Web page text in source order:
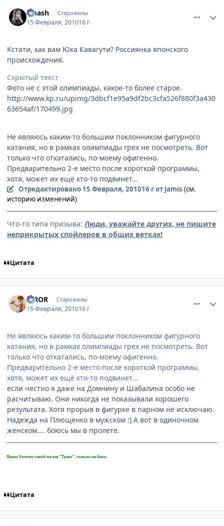
smash Старожилы
15 Февраля, 201016 г
Кстати, как вам Юка Кавагути? Россиянка японского
происхождения.
Cкрытый текст
Фото не с этой олимпиады, какое-то более старое.
http://www.kp.ru/upimg/3dbcf1e95a9df2bc3cfa526f880f3a430
63654af/170499.jpg
Не являюсь каким-то большим поклонником фигурного
катания, но в рамках олимпиады грех не посмотреть. Вот
только что откатались, по-моему офигенно.
Предварительно 2-е место после короткой программы,
хотя, может их ещё кто-то подвинет...
Отредактировано 15 Февраля, 201016 гот Jamis (см.
историю изменений)
Что-то типа призыва: Люди, уважайте других, не пишите
неприкрытых спойлеров в общих ветках!
Цитата
IRROR Старожилы
15 Февраля, 201016 г
Не являюсь каким-то большим поклонником фигурного
катания, но в рамках олимпиады грех не посмотреть. Вот
только что откатались, по-моему офигенно.
Предварительно 2-е место после короткой программы,
хотя, может их ещё кто-то подвинет...
если честно я даже на Домнину и Шабалина особо не
расчитываю. Они никогда не показывали хорошего
результата. Хотя прорыв в фигурке в парном не исключаю.
Надежда на Плющенко в мужском :) А вот в одиночном
женском.... боюсь мы в пролете.
Брюс Уиллис такой же как "Траст", только не банк.
Цитата